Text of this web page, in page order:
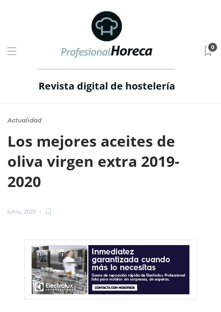
Revista digital de hostelería
0
Actualidad
Los mejores aceites de
oliva virgen extra 2019-
2020
Junio, 2020